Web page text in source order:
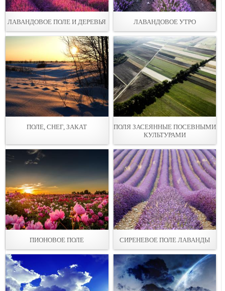
ЛАВАНДОВОЕ ПОЛЕ И ДЕРЕВЬЯ ЛАВАНДОВОЕ УТРО
ПОЛЕ, СНЕГ, ЗАКАТ
ПОЛЯ ЗАСЕЯННЫЕ ПОСЕВНЫМИ
КУЛЬТУРАМИ
ПИОНОВОЕ ПОЛЕ СИРЕНЕВОЕ ПОЛЕ ЛАВАНДЫ